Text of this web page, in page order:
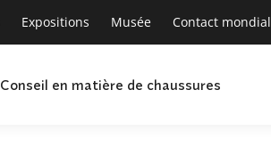
Expositions Musée Contact mondial
Conseil en matière de chaussures